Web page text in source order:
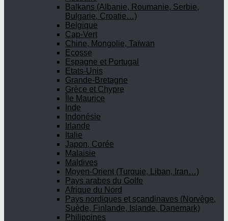
Balkans (Albanie, Roumanie, Serbie,
Bulgarie, Croatie…)
Belgique
Cap-Vert
Chine, Mongolie, Taïwan
Ecosse
Espagne et Portugal
Etats-Unis
Grande-Bretagne
Grèce et Chypre
Île Maurice
Inde
Indonésie
Irlande
Italie
Japon, Corée
Malaisie
Maldives
Moyen-Orient (Turquie, Liban, Iran…)
Pays arabes du Golfe
Afrique du Nord
Pays nordiques et scandinaves (Norvège,
Suède, Finlande, Islande, Danemark)
Philippines